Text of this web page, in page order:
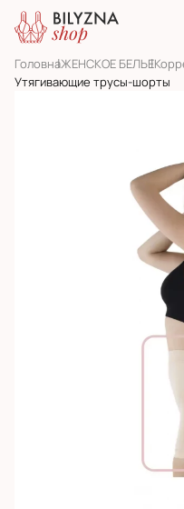
ГоловнаЖЕНСКОЕ БЕЛЬЕ
Утягивающие трусы-шорты